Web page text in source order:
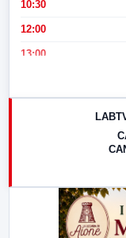
10:30
12:00
13:00